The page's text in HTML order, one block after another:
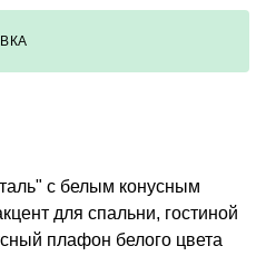
с белым конусным
для спальни, гостиной
плафон белого цвета